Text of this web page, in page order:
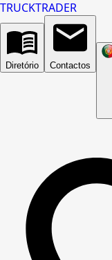
TRUCKTRADER
Diretório Contactos